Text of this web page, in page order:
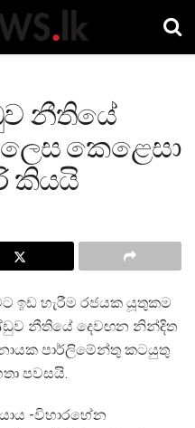
නීතියේ
කෙළෙසා
කියයි
ඉඩ හැරීම රජයක යූතුකම
නීතියේ දෙවඟන නින්දිත
පාර්ලිමේන්තු කටයුතු
පවසයි.
-විහාරහේන